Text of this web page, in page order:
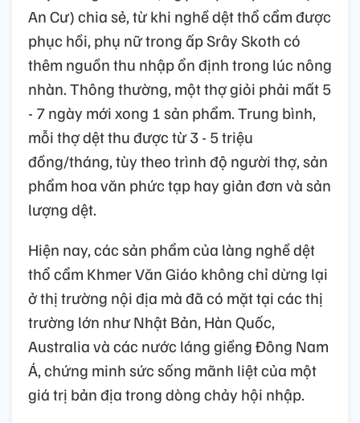
An Cư) chia sẻ, từ khi nghề dệt thổ cẩm được
phục hồi, phụ nữ trong ấp Srây Skoth có
thêm nguồn thu nhập ổn định trong lúc nông
nhàn. Thông thường, một thợ giỏi phải mất 5
- 7 ngày mới xong 1 sản phẩm. Trung bình,
mỗi thợ dệt thu được từ 3 - 5 triệu
đồng/tháng, tùy theo trình độ người thợ, sản
phẩm hoa văn phức tạp hay giản đơn và sản
lượng dệt.
Hiện nay, các sản phẩm của làng nghề dệt
thổ cẩm Khmer Văn Giáo không chỉ dừng lại
ở thị trường nội địa mà đã có mặt tại các thị
trường lớn như Nhật Bản, Hàn Quốc,
Australia và các nước láng giềng Đông Nam
Á, chứng minh sức sống mãnh liệt của một
giá trị bản địa trong dòng chảy hội nhập.